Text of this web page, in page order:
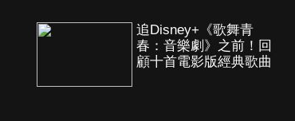
追Disney+《歌舞青
春：音樂劇》之前！回
顧十首電影版經典歌曲